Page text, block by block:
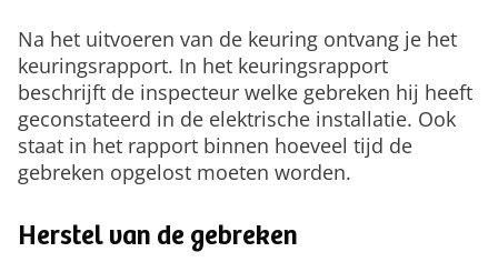
Na het uitvoeren van de keuring ontvang je het
keuringsrapport. In het keuringsrapport
beschrijft de inspecteur welke gebreken hij heeft
geconstateerd in de elektrische installatie. Ook
staat in het rapport binnen hoeveel tijd de
gebreken opgelost moeten worden.
Herstel van de gebreken